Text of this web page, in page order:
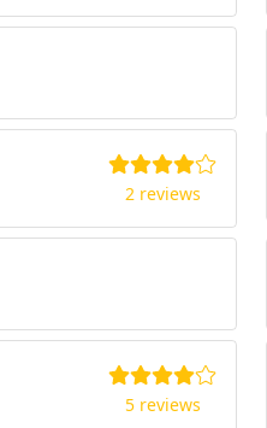
2 reviews
5 reviews